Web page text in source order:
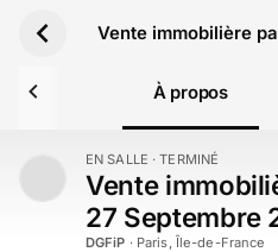
Vente immobilière
À propos
EN SALLE · TERMINÉ
Vente
27 Septembre
DGFiP · Paris, Île-de-France